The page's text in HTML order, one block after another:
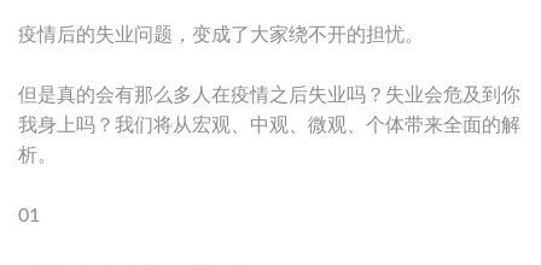
疫情后的失业问题，变成了大家绕不开的担忧。
但是真的会有那么多人在疫情之后失业吗？失业会危及到你
我身上吗？我们将从宏观、中观、微观、个体带来全面的解
析。
01